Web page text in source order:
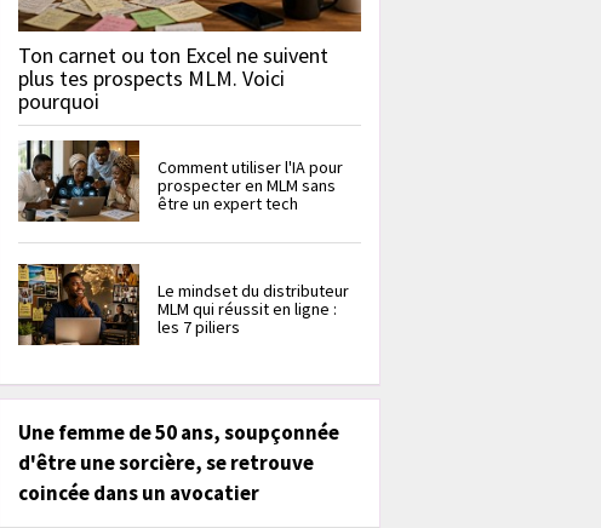
Ton carnet ou ton Excel ne suivent
plus tes prospects MLM. Voici
pourquoi
Comment utiliser l'IA pour
prospecter en MLM sans
être un expert tech
Le mindset du distributeur
MLM qui réussit en ligne :
les 7 piliers
Une femme de 50 ans, soupçonnée
d'être une sorcière, se retrouve
coincée dans un avocatier